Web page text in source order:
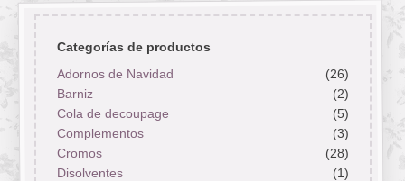
Categorías de productos
Adornos de Navidad
(26)
Barniz
(2)
Cola de decoupage
(5)
Complementos
(3)
Cromos
(28)
Disolventes
(1)